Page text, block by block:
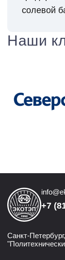
солевой
Наши
+7
Санкт-